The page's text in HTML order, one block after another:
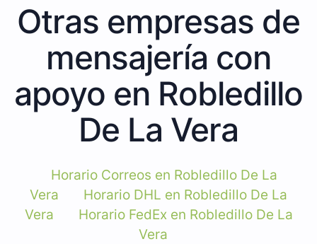
Otras empresas de
mensajería con
apoyo en Robledillo
De La Vera
Horario Correos en Robledillo De La
Vera
Horario DHL en Robledillo De La
Vera
Horario FedEx en Robledillo De La
Vera